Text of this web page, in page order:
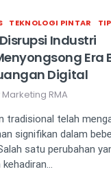
TEKNOLOGI PINTAR
Industri
Era
Digital
Marketing RMA
tradisional telah
signifikan dalam
satu perubahan